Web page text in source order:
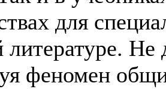
для
литературе.
феномен